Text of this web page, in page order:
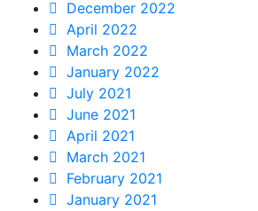
December 2022
April 2022
March 2022
January 2022
July 2021
June 2021
April 2021
March 2021
February 2021
January 2021